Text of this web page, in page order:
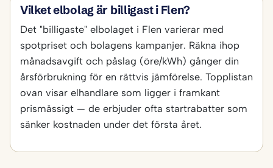
Vilket elbolag är billigast i Flen?
Det "billigaste" elbolaget i Flen varierar med
spotpriset och bolagens kampanjer. Räkna ihop
månadsavgift och påslag (öre/kWh) gånger din
årsförbrukning för en rättvis jämförelse. Topplistan
ovan visar elhandlare som ligger i framkant
prismässigt — de erbjuder ofta startrabatter som
sänker kostnaden under det första året.